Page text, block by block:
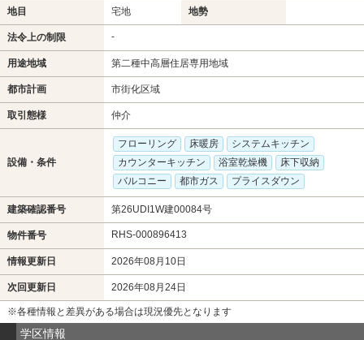
地目 宅地 地勢
法令上の制限 -
用途地域 第二種中高層住居専用地域
都市計画 市街化区域
取引態様 仲介
設備・条件
フローリング 床暖房
システムキッチン
カウンターキッチン
浴室乾燥機
床下収納
バルコニー
都市ガス プライスダウン
建築確認番号 第26UDI1W建00084号
物件番号 RHS-000896413
情報更新日 2026年08月10日
次回更新日 2026年08月24日
※各種情報と差異がある場合は現況優先となります
学区情報